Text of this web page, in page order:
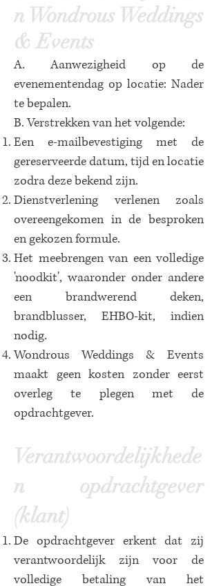
n Wondrous Weddings
& Events
A. Aanwezigheid op de
evenementendag op locatie: Nader
te bepalen.
B. Verstrekken van het volgende:
Een e-mailbevestiging met de
gereserveerde datum, tijd en locatie
zodra deze bekend zijn.
Dienstverlening verlenen zoals
overeengekomen in de besproken
en gekozen formule.
Het meebrengen van een volledige
'noodkit', waaronder onder andere
een brandwerend deken,
brandblusser, EHBO-kit, indien
nodig.
Wondrous Weddings & Events
maakt geen kosten zonder eerst
overleg te plegen met de
opdrachtgever.
Verantwoordelijkhede
n opdrachtgever
(klant)
De opdrachtgever erkent dat zij
verantwoordelijk zijn voor de
volledige betaling van het